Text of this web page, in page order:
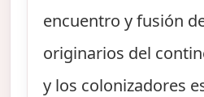
encuentro y fusión
originarios del
y los colonizadores